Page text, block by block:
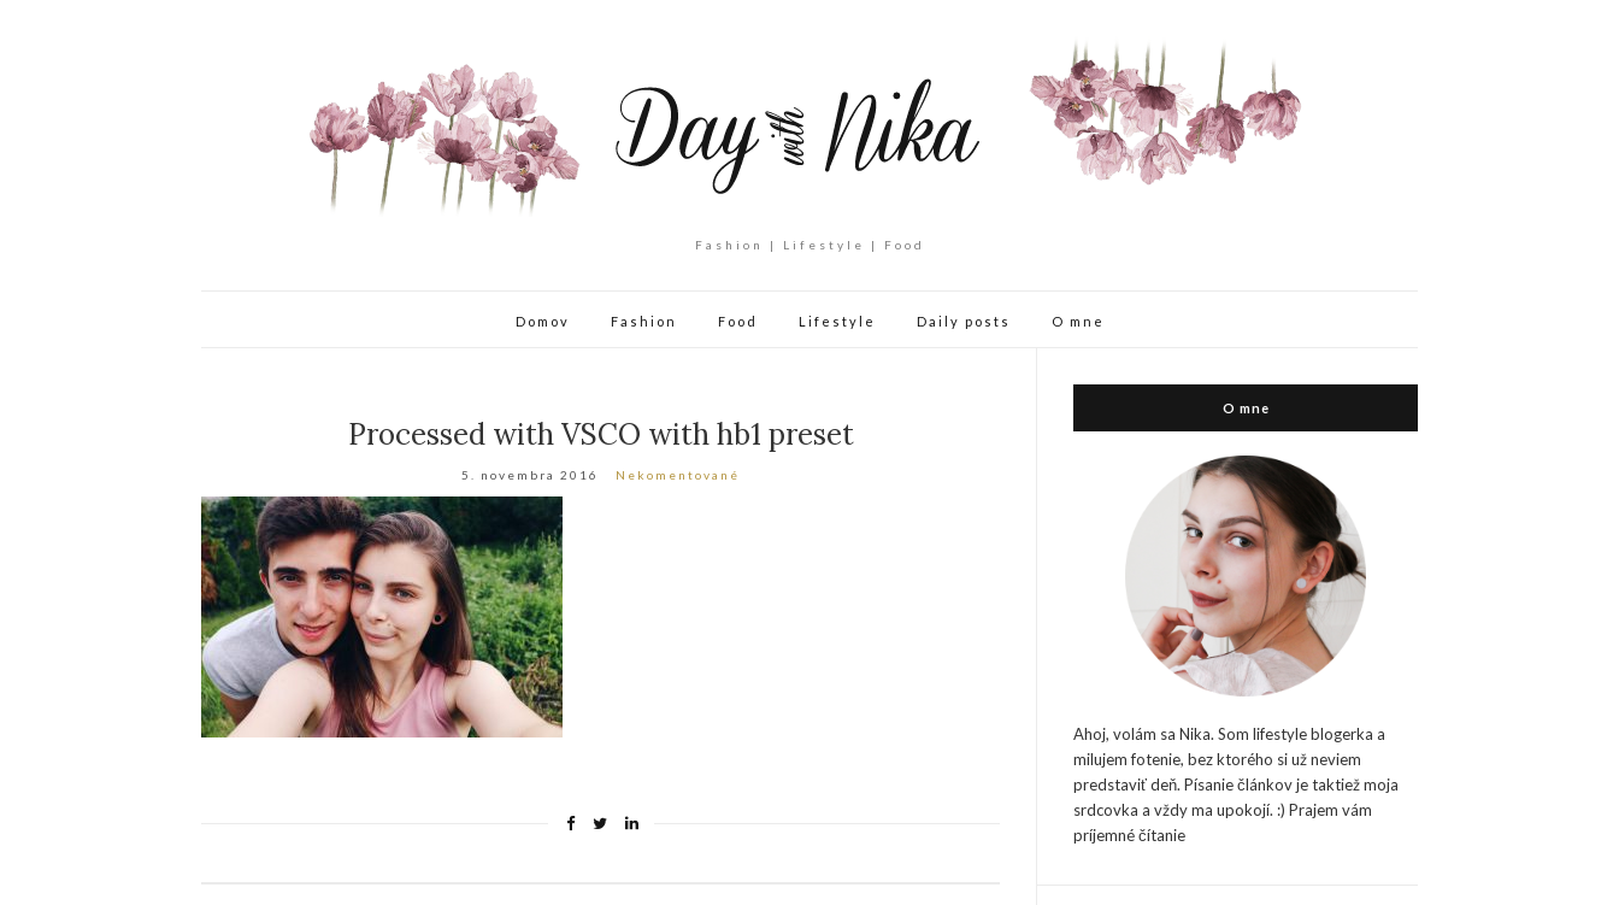
Fashion | Lifestyle | Food
Domov Fashion Food Lifestyle Daily posts O mne
Processed with VSCO with hb1 preset
5. novembra 2016 Nekomentované
O mne
Ahoj, volám sa Nika. Som lifestyle blogerka a
milujem fotenie, bez ktorého si už neviem
predstaviť deň. Písanie článkov je taktiež moja
srdcovka a vždy ma upokojí. :) Prajem vám
príjemné čítanie